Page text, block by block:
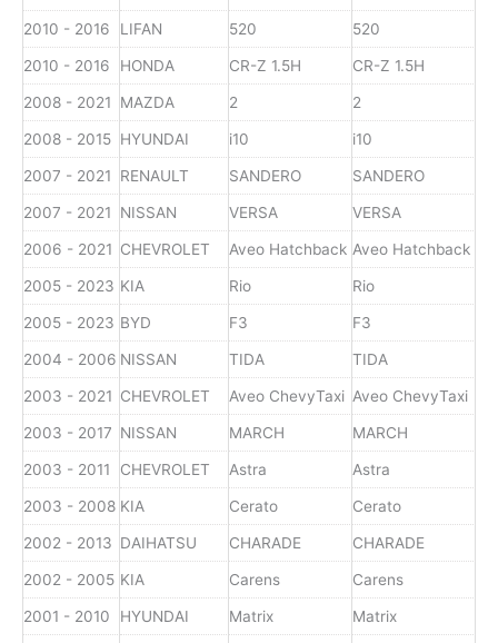
2010 - 2016 LIFAN 520 520
2010 - 2016 HONDA CR-Z 1.5H CR-Z 1.5H
2008 - 2021 MAZDA 2 2
2008 - 2015 HYUNDAI i10 i10
2007 - 2021 RENAULT SANDERO SANDERO
2007 - 2021 NISSAN VERSA VERSA
2006 - 2021 CHEVROLET Aveo Hatchback Aveo Hatchback
2005 - 2023 KIA Rio Rio
2005 - 2023 BYD F3 F3
2004 - 2006 NISSAN TIDA TIDA
2003 - 2021 CHEVROLET Aveo ChevyTaxi Aveo ChevyTaxi
2003 - 2017 NISSAN MARCH MARCH
2003 - 2011 CHEVROLET Astra Astra
2003 - 2008 KIA Cerato Cerato
2002 - 2013 DAIHATSU CHARADE CHARADE
2002 - 2005 KIA Carens Carens
2001 - 2010 HYUNDAI Matrix Matrix